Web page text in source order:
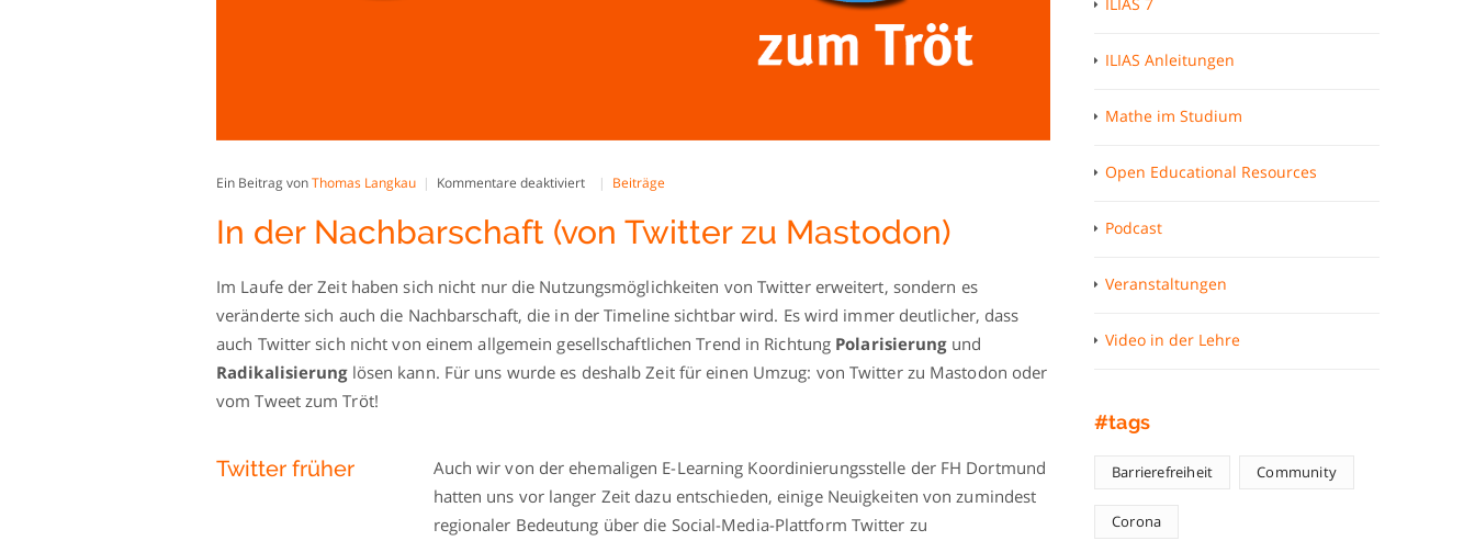
Ein Beitrag vonThomas Langkau Kommentare deaktiviertfür
Nachbarschaft
zu
Mastodon)
Beiträge
In der Nachbarschaft (von Twitter zu Mastodon)
Im Laufe der Zeit haben sich nicht nur die Nutzungsmöglichkeiten von Twitter erweitert, sondern es
veränderte sich auch die Nachbarschaft, die in der Timeline sichtbar wird. Es wird immer deutlicher, dass
auch Twitter sich nicht von einem allgemein gesellschaftlichen Trend in Richtung Polarisierungund
Radikalisierunglösen kann. Für uns wurde es deshalb Zeit für einen Umzug: von Twitter zu Mastodon oder
vom Tweet zum Tröt!
Twitter früher
Auch wir von der ehemaligen E-Learning Koordinierungsstelle der FH Dortmund
hatten uns vor langer Zeit dazu entschieden, einige Neuigkeiten von zumindest
regionaler Bedeutung über die Social-Media-Plattform Twitter zu
ILIAS Anleitungen
Mathe im Studium
Open Educational Resources
Podcast
Veranstaltungen
Video in der Lehre
#tags
Barrierefreiheit Community
Corona